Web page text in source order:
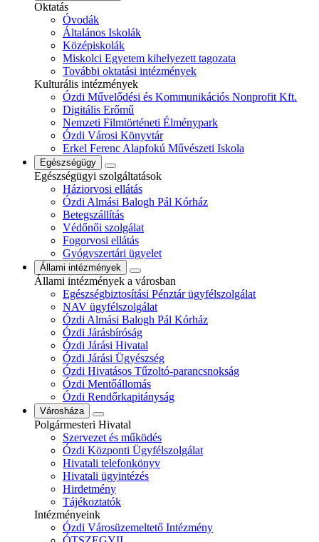
Oktatás
Óvodák
Általános Iskolák
Középiskolák
Miskolci Egyetem kihelyezett tagozata
További oktatási intézmények
Kulturális intézmények
Ózdi Művelődési és Kommunikációs Nonprofit Kft.
Digitális Erőmű
Nemzeti Filmtörténeti Élménypark
Ózdi Városi Könyvtár
Erkel Ferenc Alapfokú Művészeti Iskola
Egészségügy
Egészségügyi szolgáltatások
Háziorvosi ellátás
Ózdi Almási Balogh Pál Kórház
Betegszállítás
Védőnői szolgálat
Fogorvosi ellátás
Gyógyszertári ügyelet
Állami intézmények
Állami intézmények a városban
Egészségbiztosítási Pénztár ügyfélszolgálat
NAV ügyfélszolgálat
Ózdi Almási Balogh Pál Kórház
Ózdi Járásbíróság
Ózdi Járási Hivatal
Ózdi Járási Ügyészség
Ózdi Hivatásos Tűzoltó-parancsnokság
Ózdi Mentőállomás
Ózdi Rendőrkapitányság
Városháza
Polgármesteri Hivatal
Szervezet és működés
Ózdi Központi Ügyfélszolgálat
Hivatali telefonkönyv
Hivatali ügyintézés
Hirdetmény
Tájékoztatók
Intézményeink
Ózdi Városüzemeltető Intézmény